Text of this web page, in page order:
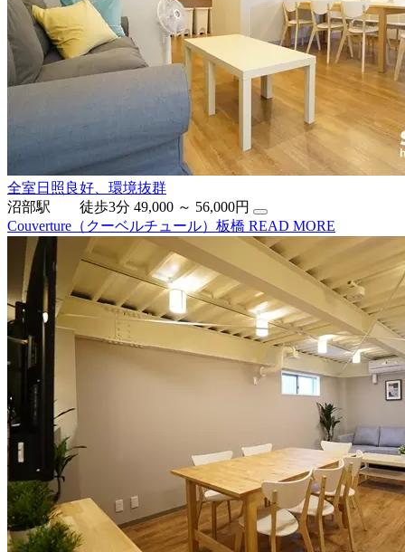
全室日照良好、環境抜群
沼部駅 徒歩3分 49,000 ～ 56,000円
Couverture（クーベルチュール）板橋 READ MORE